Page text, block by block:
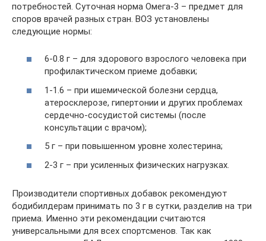
потребностей. Суточная норма Омега-3 – предмет для
споров врачей разных стран. ВОЗ установлены
следующие нормы:
6-0.8 г – для здорового взрослого человека при
профилактическом приеме добавки;
1-1.6 – при ишемической болезни сердца,
атеросклерозе, гипертонии и других проблемах
сердечно-сосудистой системы (после
консультации с врачом);
5 г – при повышенном уровне холестерина;
2-3 г – при усиленных физических нагрузках.
Производители спортивных добавок рекомендуют
бодибилдерам принимать по 3 г в сутки, разделив на три
приема. Именно эти рекомендации считаются
универсальными для всех спортсменов. Так как